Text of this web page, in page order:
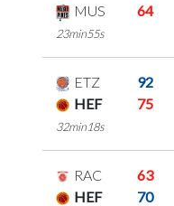
MUS
64
23min55s
ETZ
92
HEF
75
32min18s
RAC
63
HEF
70